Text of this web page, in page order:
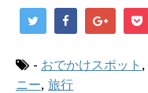
き
)
し
ィ
ド
ウ
- おでかけスポット ,
ニー, 旅行